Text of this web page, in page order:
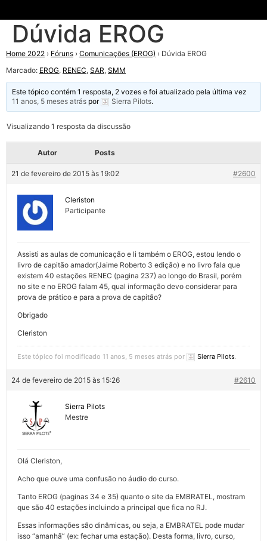
Dúvida EROG
Home 2022 › Fóruns › Comunicações (EROG) › Dúvida EROG
Marcado: EROG, RENEC, SAR, SMM
Este tópico contém 1 resposta, 2 vozes e foi atualizado pela última vez
11 anos, 5 meses atrás por Sierra Pilots.
Visualizando 1 resposta da discussão
Autor Posts
21 de fevereiro de 2015 às 19:02 #2600
Cleriston
Participante
Assisti as aulas de comunicação e li também o EROG, estou lendo o
livro de capitão amador(Jaime Roberto 3 edição) e no livro fala que
existem 40 estações RENEC (pagina 237) ao longo do Brasil, porém
no site e no EROG falam 45, qual informação devo considerar para
prova de prático e para a prova de capitão?
Obrigado
Cleriston
Este tópico foi modificado 11 anos, 5 meses atrás por Sierra Pilots.
24 de fevereiro de 2015 às 15:26 #2610
Sierra Pilots
Mestre
Olá Cleriston,
Acho que ouve uma confusão no áudio do curso.
Tanto EROG (paginas 34 e 35) quanto o site da EMBRATEL, mostram
que são 40 estações incluindo a principal que fica no RJ.
Essas informações são dinâmicas, ou seja, a EMBRATEL pode mudar
isso “amanhã” (ex: fechar uma estação). Desta forma, livro, curso,